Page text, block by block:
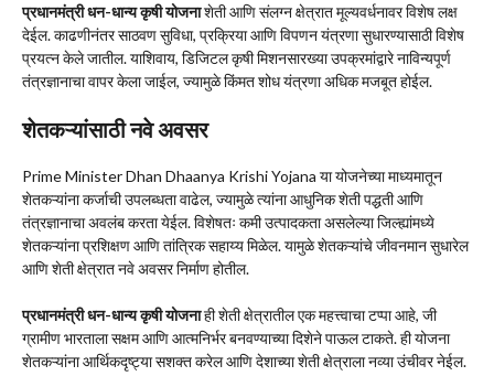
प्रधानमंत्री धन-धान्य कृषी योजनाशेती आणि संलग्न क्षेत्रात मूल्यवर्धनावर विशेष लक्ष
देईल. काढणीनंतर साठवण सुविधा, प्रक्रिया आणि विपणन यंत्रणा सुधारण्यासाठी विशेष
प्रयत्न केले जातील. याशिवाय, डिजिटल कृषी मिशनसारख्या उपक्रमांद्वारे नाविन्यपूर्ण
तंत्रज्ञानाचा वापर केला जाईल, ज्यामुळे किंमत शोध यंत्रणा अधिक मजबूत होईल.
शेतकऱ्यांसाठी नवे अवसर
Prime Minister Dhan Dhaanya Krishi Yojana या योजनेच्या माध्यमातून
शेतकऱ्यांना कर्जाची उपलब्धता वाढेल, ज्यामुळे त्यांना आधुनिक शेती पद्धती आणि
तंत्रज्ञानाचा अवलंब करता येईल. विशेषतः कमी उत्पादकता असलेल्या जिल्ह्यांमध्ये
शेतकऱ्यांना प्रशिक्षण आणि तांत्रिक सहाय्य मिळेल. यामुळे शेतकऱ्यांचे जीवनमान सुधारेल
आणि शेती क्षेत्रात नवे अवसर निर्माण होतील.
प्रधानमंत्री धन-धान्य कृषी योजनाही शेती क्षेत्रातील एक महत्त्वाचा टप्पा आहे, जी
ग्रामीण भारताला सक्षम आणि आत्मनिर्भर बनवण्याच्या दिशेने पाऊल टाकते. ही योजना
शेतकऱ्यांना आर्थिकदृष्ट्या सशक्त करेल आणि देशाच्या शेती क्षेत्राला नव्या उंचीवर नेईल.